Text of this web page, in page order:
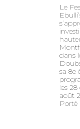
Le
dans
sa 8e
les 28
août
Porté